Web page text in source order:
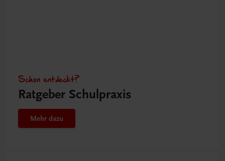
Schon entdeckt?
Ratgeber Schulpraxis
Mehr dazu